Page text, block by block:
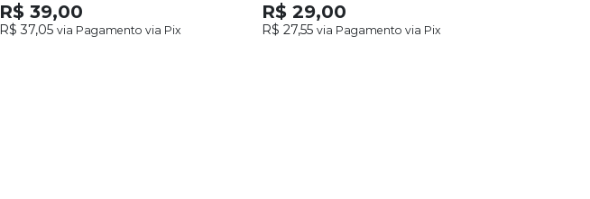
R$ 39,00
R$ 37,05 via Pagamento via Pix
R$ 29,00
R$ 27,55 via Pagamento via Pix